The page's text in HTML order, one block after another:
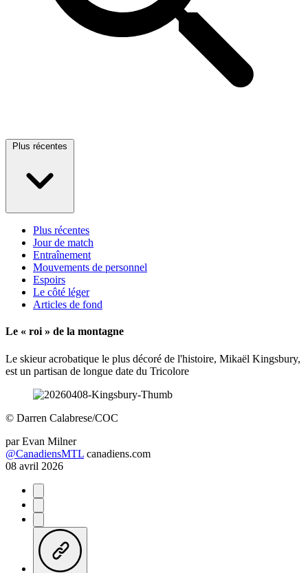
Plus récentes
Plus récentes
Jour de match
Entraînement
Mouvements de personnel
Espoirs
Le côté léger
Articles de fond
Le « roi » de la montagne
Le skieur acrobatique le plus décoré de l'histoire, Mikaël Kingsbury,
est un partisan de longue date du Tricolore
© Darren Calabrese/COC
par Evan Milner
@CanadiensMTL canadiens.com
08 avril 2026